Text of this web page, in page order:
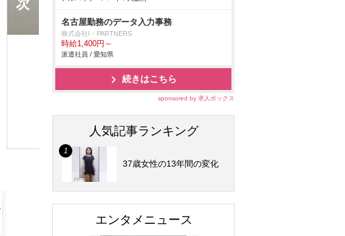
名古屋勤務のデータ入力事務
株式会社I・PARTNERS
時給1,400円～
派遣社員 / 愛知県
続きはこちら
sponsored by 求人ボックス
人気記事ランキング
37歳女性の13年間の変化
エンタメニュース